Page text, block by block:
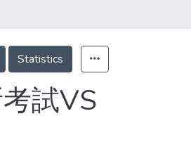
Statistics
試VS